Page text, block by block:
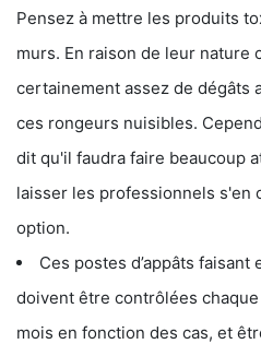
Pensez à mettre les produits
murs. En raison de leur nature
certainement assez de dégâts
ces rongeurs nuisibles.
dit qu'il faudra faire beaucoup
laisser les professionnels s'en
option.
Ces postes d’appâts
doivent être contrôlées
mois en fonction des cas, et